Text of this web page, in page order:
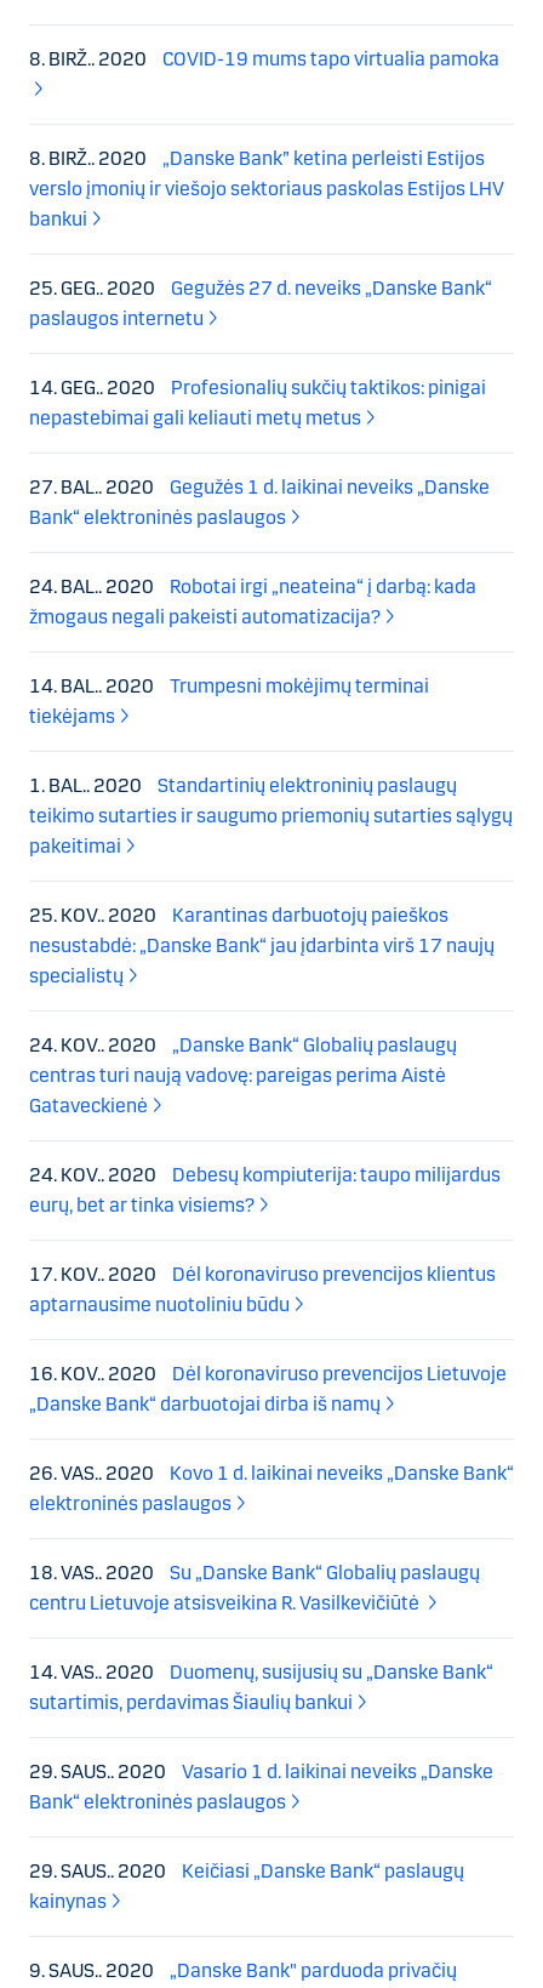
8. BIRŽ.. 2020 COVID-19 mums tapo virtualia pamoka
8. BIRŽ.. 2020
„Danske Bank” ketina perleisti Estijos
verslo įmonių ir viešojo sektoriaus paskolas Estijos LHV
bankui
25. GEG.. 2020
Gegužės 27 d. neveiks „Danske Bank“
paslaugos internetu
14. GEG.. 2020
Profesionalių sukčių taktikos: pinigai
nepastebimai gali keliauti metų metus
27. BAL.. 2020
Gegužės 1 d. laikinai neveiks „Danske
Bank“ elektroninės paslaugos
24. BAL.. 2020
Robotai irgi „neateina“ į darbą: kada
žmogaus negali pakeisti automatizacija?
14. BAL.. 2020
Trumpesni mokėjimų terminai
tiekėjams
1. BAL.. 2020
Standartinių elektroninių paslaugų
teikimo sutarties ir saugumo priemonių sutarties sąlygų
pakeitimai
25. KOV.. 2020
Karantinas darbuotojų paieškos
nesustabdė: „Danske Bank“ jau įdarbinta virš 17 naujų
specialistų
24. KOV.. 2020
„Danske Bank“ Globalių paslaugų
centras turi naują vadovę: pareigas perima Aistė
Gataveckienė
24. KOV.. 2020
Debesų kompiuterija: taupo milijardus
eurų, bet ar tinka visiems?
17. KOV.. 2020
Dėl koronaviruso prevencijos klientus
aptarnausime nuotoliniu būdu
16. KOV.. 2020
Dėl koronaviruso prevencijos Lietuvoje
„Danske Bank“ darbuotojai dirba iš namų
26. VAS.. 2020
Kovo 1 d. laikinai neveiks „Danske Bank“
elektroninės paslaugos
18. VAS.. 2020
Su „Danske Bank“ Globalių paslaugų
centru Lietuvoje atsisveikina R. Vasilkevičiūtė
14. VAS.. 2020
Duomenų, susijusių su „Danske Bank“
sutartimis, perdavimas Šiaulių bankui
29. SAUS.. 2020
Vasario 1 d. laikinai neveiks „Danske
Bank“ elektroninės paslaugos
29. SAUS.. 2020
Keičiasi „Danske Bank“ paslaugų
kainynas
9. SAUS.. 2020
„Danske Bank" parduoda privačių